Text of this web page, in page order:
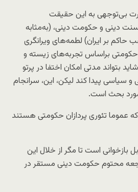
بی‌توجهی به این حقیقت
سنت دینی و حکومت دینی، (به‌مثابه
بر ایران) لطمه‌های ویرانگری
براساس تجربه‌های زیسته و
بتواند مدتی امکان اختفا در پرتو
سیاسی پیدا کند لیکن، این، سرانجام
بحث است.
عموما تئوری پردازان حکومتی هستند
بازخوانی است تا مگر از خلال این
محتوم حکومت دینی مستقر در